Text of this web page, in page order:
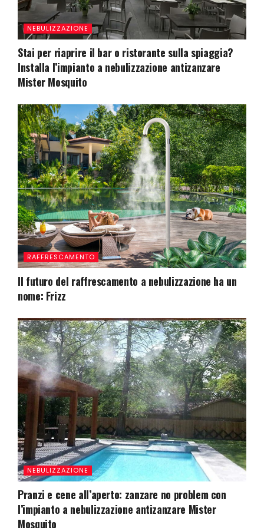
NEBULIZZAZIONE
Stai per riaprire il bar o ristorante sulla spiaggia?
Installa l’impianto a nebulizzazione antizanzare
Mister Mosquito
RAFFRESCAMENTO
Il futuro del raffrescamento a nebulizzazione ha un
nome: Frizz
NEBULIZZAZIONE
Pranzi e cene all’aperto: zanzare no problem con
l’impianto a nebulizzazione antizanzare Mister
Mosquito